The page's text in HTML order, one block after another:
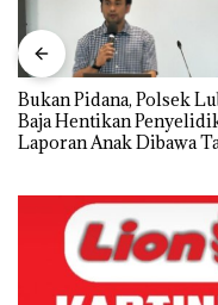
Bukan Pidana, Polsek
Baja Hentikan
Laporan Anak Dibawa